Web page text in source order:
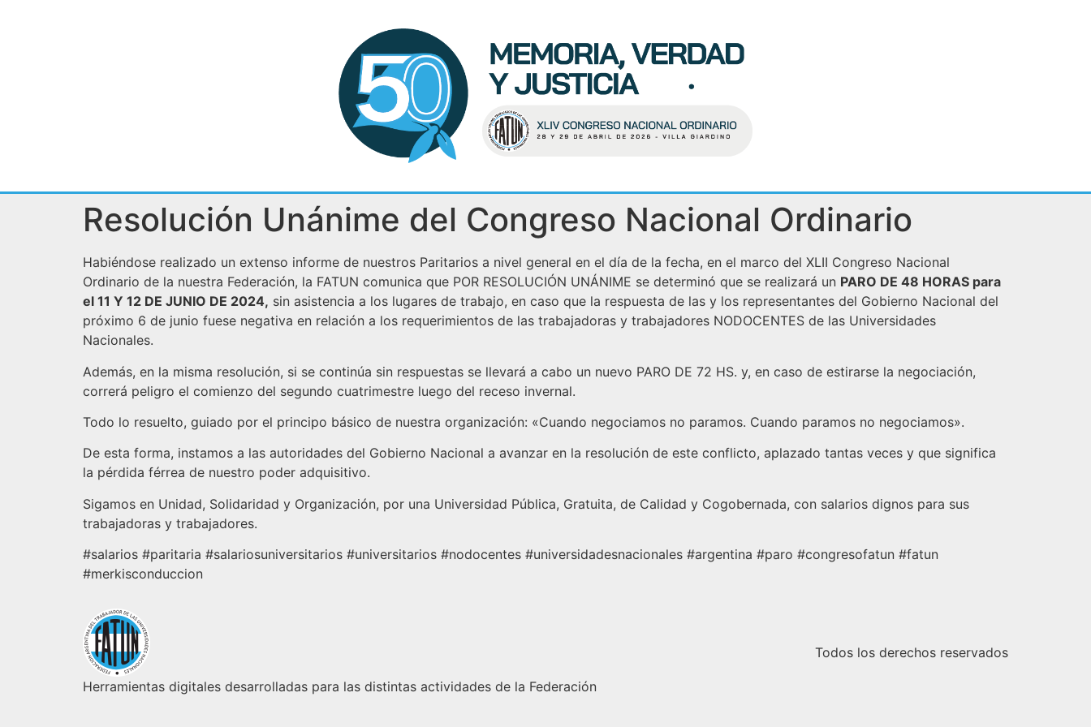
Resolución Unánime del Congreso Nacional Ordinario
Habiéndose realizado un extenso informe de nuestros Paritarios a nivel general en el día de la fecha, en el marco del XLII Congreso Nacional
Ordinario de la nuestra Federación, la FATUN comunica que POR RESOLUCIÓN UNÁNIME se determinó que se realizará un PARO DE 48 HORAS para
el 11 Y 12 DE JUNIO DE 2024, sin asistencia a los lugares de trabajo, en caso que la respuesta de las y los representantes del Gobierno Nacional del
próximo 6 de junio fuese negativa en relación a los requerimientos de las trabajadoras y trabajadores NODOCENTES de las Universidades
Nacionales.
Además, en la misma resolución, si se continúa sin respuestas se llevará a cabo un nuevo PARO DE 72 HS. y, en caso de estirarse la negociación,
correrá peligro el comienzo del segundo cuatrimestre luego del receso invernal.
Todo lo resuelto, guiado por el principo básico de nuestra organización: «Cuando negociamos no paramos. Cuando paramos no negociamos».
De esta forma, instamos a las autoridades del Gobierno Nacional a avanzar en la resolución de este conflicto, aplazado tantas veces y que significa
la pérdida férrea de nuestro poder adquisitivo.
Sigamos en Unidad, Solidaridad y Organización, por una Universidad Pública, Gratuita, de Calidad y Cogobernada, con salarios dignos para sus
trabajadoras y trabajadores.
#salarios #paritaria #salariosuniversitarios #universitarios #nodocentes #universidadesnacionales #argentina #paro #congresofatun #fatun
#merkisconduccion
Herramientas digitales desarrolladas para las distintas actividades de la Federación
Todos los derechos reservados